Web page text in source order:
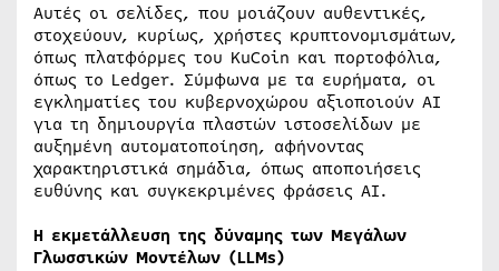
Αυτές οι σελίδες, που μοιάζουν αυθεντικές,
στοχεύουν, κυρίως, χρήστες κρυπτονομισμάτων,
όπως πλατφόρμες του KuCoin και πορτοφόλια,
όπως το Ledger. Σύμφωνα με τα ευρήματα, οι
εγκληματίες του κυβερνοχώρου αξιοποιούν AI
για τη δημιουργία πλαστών ιστοσελίδων με
αυξημένη αυτοματοποίηση, αφήνοντας
χαρακτηριστικά σημάδια, όπως αποποιήσεις
ευθύνης και συγκεκριμένες φράσεις AI.
Η εκμετάλλευση της δύναμης των Μεγάλων
Γλωσσικών Μοντέλων (LLMs)